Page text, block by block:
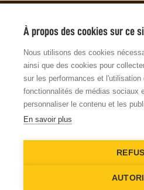
Site réalisé par l'agence
À propos des cookies sur ce
Nous utilisons des cookies
ainsi que des cookies pour
sur les performances et l'utilisation
fonctionnalités de médias sociaux
personnaliser le contenu et les
En savoir plus